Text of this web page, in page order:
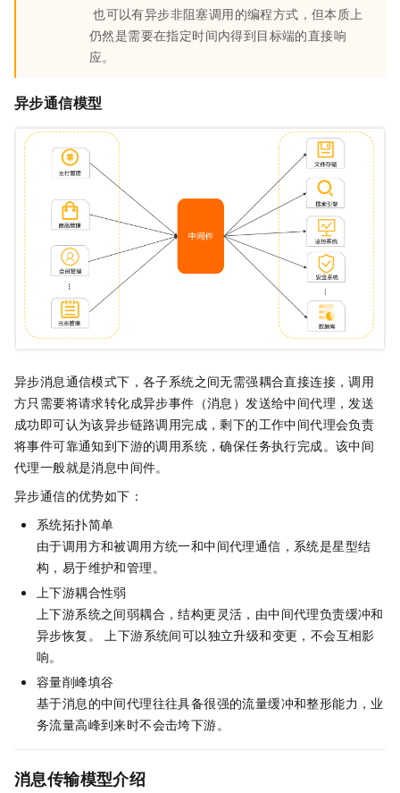
也可以有异步非阻塞调用的编程方式，但本质上
仍然是需要在指定时间内得到目标端的直接响
应。
异步通信模型
异步消息通信模式下，各子系统之间无需强耦合直接连接，调用
方只需要将请求转化成异步事件（消息）发送给中间代理，发送
成功即可认为该异步链路调用完成，剩下的工作中间代理会负责
将事件可靠通知到下游的调用系统，确保任务执行完成。该中间
代理一般就是消息中间件。
异步通信的优势如下：
系统拓扑简单
由于调用方和被调用方统一和中间代理通信，系统是星型结
构，易于维护和管理。
上下游耦合性弱
上下游系统之间弱耦合，结构更灵活，由中间代理负责缓冲和
异步恢复。 上下游系统间可以独立升级和变更，不会互相影
响。
容量削峰填谷
基于消息的中间代理往往具备很强的流量缓冲和整形能力，业
务流量高峰到来时不会击垮下游。
消息传输模型介绍